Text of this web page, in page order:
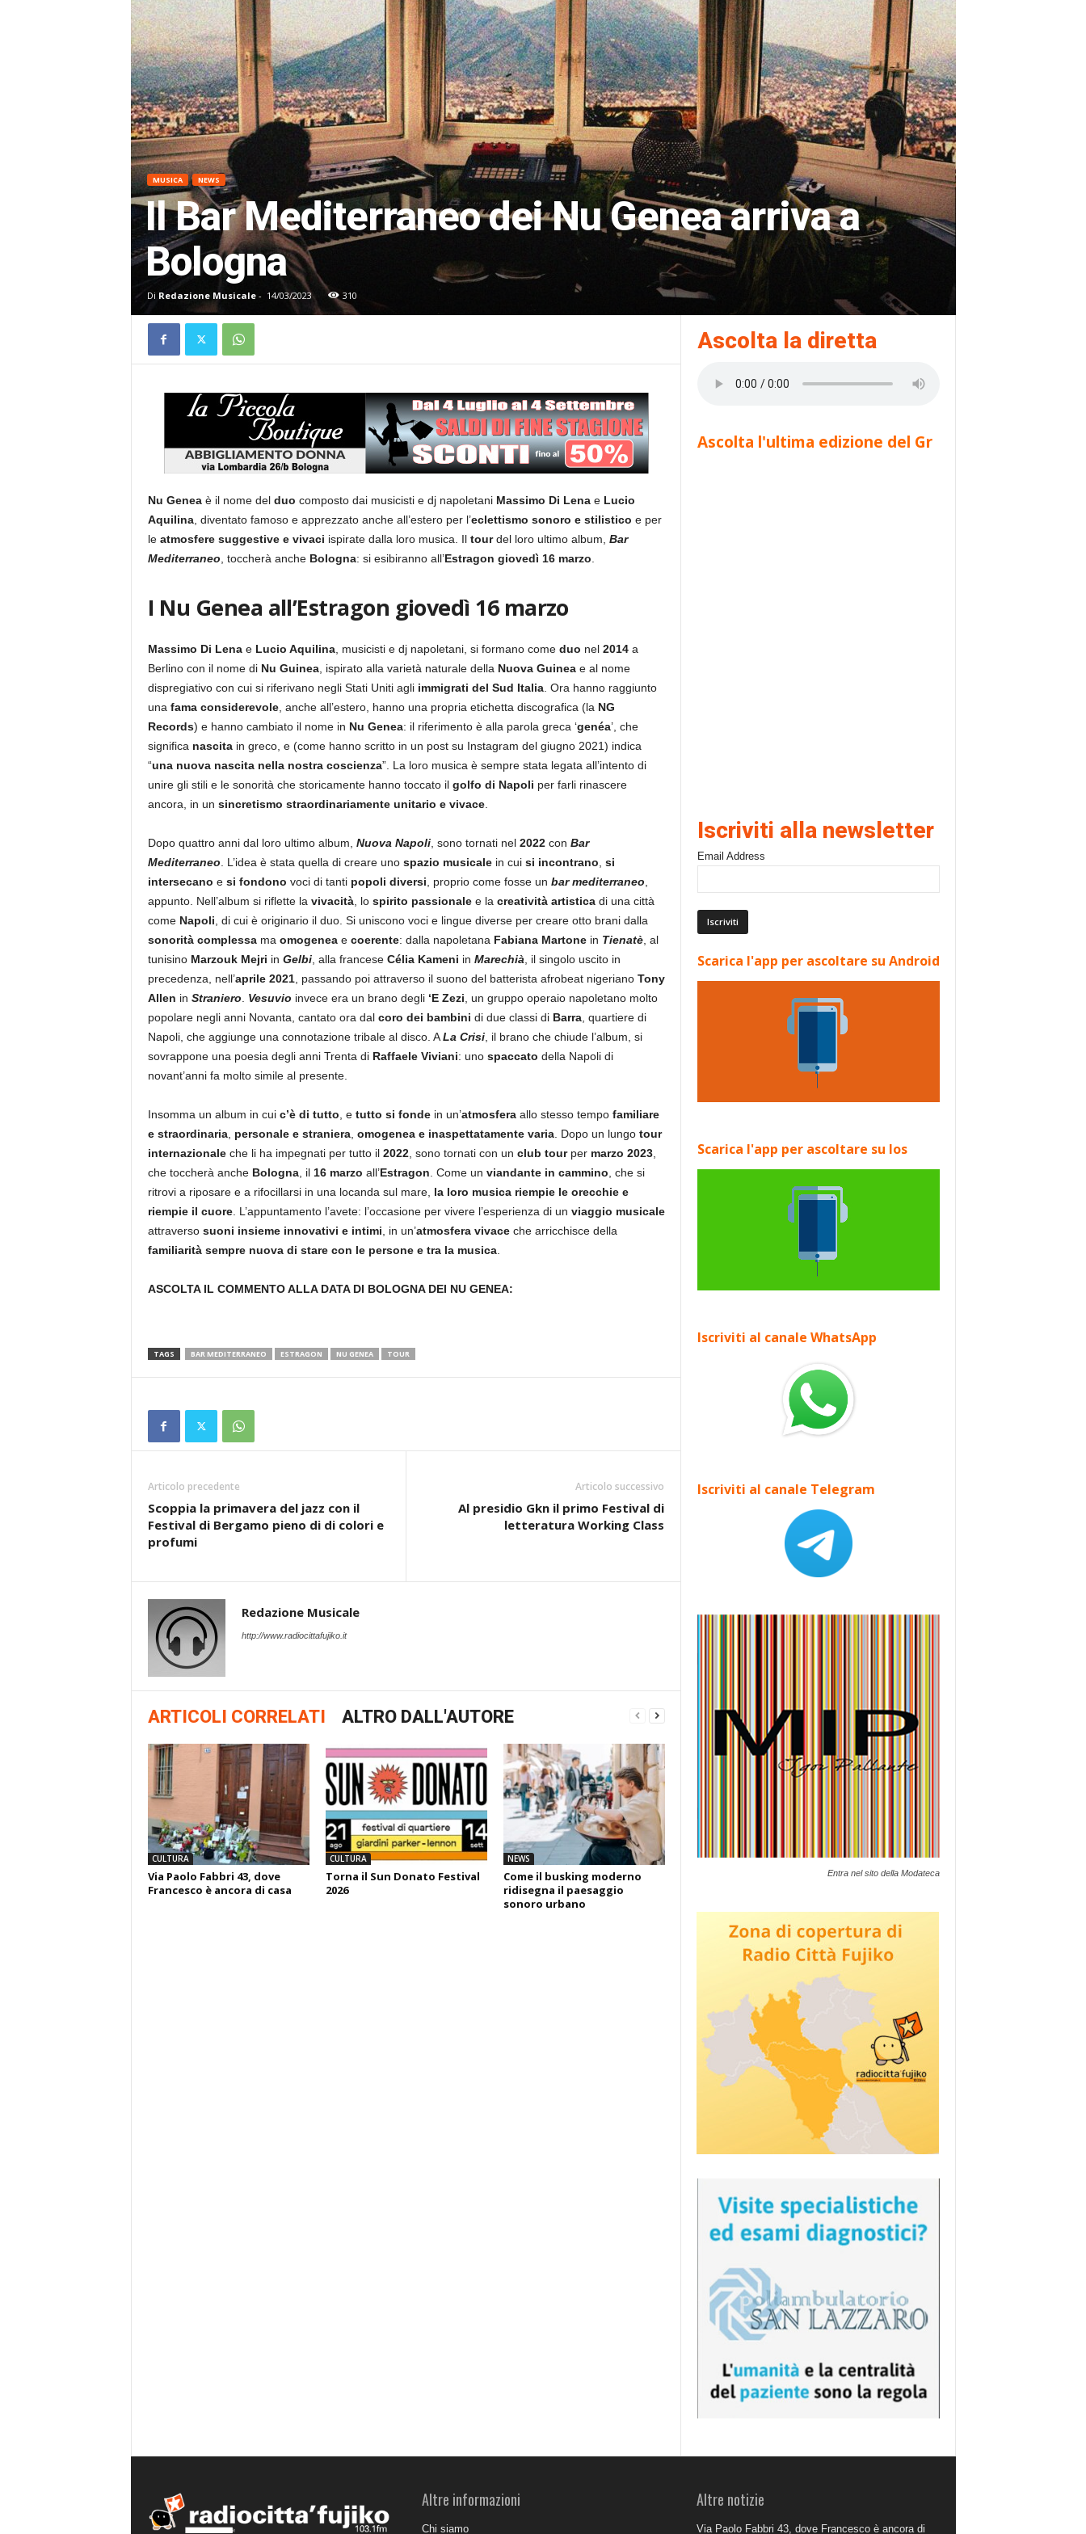
MUSICA NEWS
Il Bar Mediterraneo dei Nu Genea arriva a
Bologna
Di Redazione Musicale- 14/03/2023 310
Nu Geneaè il nome del duo composto dai musicisti e dj napoletani Massimo Di Lenae Lucio
Aquilina, diventato famoso e apprezzato anche all’estero per l’eclettismo sonoro e stilistico e per
le atmosfere suggestive e vivaci ispirate dalla loro musica. Il tourdel loro ultimo album, Bar
Mediterraneo , toccherà anche Bologna: si esibiranno all’Estragon giovedì 16 marzo
I Nu Genea all’Estragon giovedì 16 marzo
Massimo Di Lenae Lucio Aquilina, musicisti e dj napoletani, si formano come duo nel 2014 a
Berlino con il nome di Nu Guinea, ispirato alla varietà naturale della Nuova Guineae al nome
dispregiativo con cui si riferivano negli Stati Uniti agliimmigrati del Sud Italia. Ora hanno raggiunto
una fama considerevole, anche all’estero, hanno una propria etichetta discografica (la NG
Records) e hanno cambiato il nome in Nu Genea: il riferimento è alla parola greca ‘genéa’, che
significa nascitain greco, e (come hanno scritto in un post su Instagram del giugno 2021) indica
“una nuova nascita nella nostra coscienza”. La loro musica è sempre stata legata all’intento di
unire gli stili e le sonorità che storicamente hanno toccato il golfo di Napoli per farli rinascere
ancora, in un sincretismo straordinariamente unitario e vivace.
Dopo quattro anni dal loro ultimo album, Nuova Napoli, sono tornati nel 2022con Bar
Mediterraneo . L’idea è stata quella di creare unospazio musicalein cui si incontrano si
intersecano e si fondono voci di tanti popoli diversi , proprio come fosse un bar mediterraneo
appunto. Nell’album si riflette la vivacità, lospirito passionalee la creatività artisticadi una città
come Napoli , di cui è originario il duo. Si uniscono voci e lingue diverse per creare otto brani dalla
sonorità complessama omogenea e coerente: dalla napoletana Fabiana Martonein Tienatè, al
tunisino Marzouk Mejri in Gelbi, alla francese Célia Kameni in Marechià , il singolo uscito in
precedenza, nell’aprile 2021, passando poi attraverso il suono del batterista afrobeat nigerianoTony
Allen in Straniero Vesuvio invece era un brano degli‘E Zezi , un gruppo operaio napoletano molto
popolare negli anni Novanta, cantato ora dal coro dei bambini di due classi di Barra, quartiere di
Napoli, che aggiunge una connotazione tribale al disco. ALa Crisi, il brano che chiude l’album, si
sovrappone una poesia degli anni Trenta di Raffaele Viviani: uno spaccato della Napoli di
novant’anni fa molto simile al presente.
Insomma un album in cui c’è di tutto , e tutto si fonde in un’atmosferaallo stesso tempo familiare
e straordinaria, personale e straniera, omogenea e inaspettatamente varia. Dopo un lungo tour
internazionaleche li ha impegnati per tutto il 2022, sono tornati con un club tourper marzo 2023,
che toccherà anche Bologna, il 16 marzo all’Estragon . Come un viandante in cammino , che si
ritrovi a riposare e a rifocillarsi in una locanda sul mare, la loro musica riempie le orecchie e
riempie il cuore. L’appuntamento l’avete: l’occasione per vivere l’esperienza di un viaggio musicale
attraverso suoni insieme innovativi e intimi , in un’atmosfera vivace che arricchisce della
familiarità sempre nuova di stare con le persone e tra la musica.
ASCOLTA IL COMMENTO ALLA DATA DI BOLOGNA DEI NU GENEA:
TAGS BAR MEDITERRANEO ESTRAGON NU GENEA TOUR
Articolo precedente
Scoppia la primavera del jazz con il
Festival di Bergamo pieno di di colori e
profumi
Articolo successivo
Al presidio Gkn il primo Festival di
letteratura Working Class
Redazione Musicale
http://www.radiocittafujiko.it
ARTICOLI CORRELATI ALTRO DALL'AUTORE
CULTURA
Via Paolo Fabbri 43, dove
Francesco è ancora di casa
CULTURA
Torna il Sun Donato Festival
2026
NEWS
Come il busking moderno
ridisegna il paesaggio
sonoro urbano
Ascolta la diretta
Ascolta l'ultima edizione del Gr
Iscriviti alla newsletter
Email Address
Scarica l'app per ascoltare su Android
Scarica l'app per ascoltare su Ios
Iscriviti al canale WhatsApp
Iscriviti al canale Telegram
Entra nel sito della Modateca
Altre informazioni
Chi siamo
Altre notizie
Via Paolo Fabbri 43, dove Francesco è ancora di